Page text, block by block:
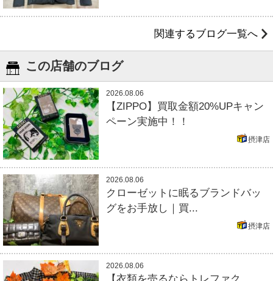
関連するブログ一覧へ
この店舗のブログ
2026.08.06
【ZIPPO】買取金額20%UPキャン
ペーン実施中！！
摂津店
2026.08.06
クローゼットに眠るブランドバッ
グをお手放し｜買...
摂津店
2026.08.06